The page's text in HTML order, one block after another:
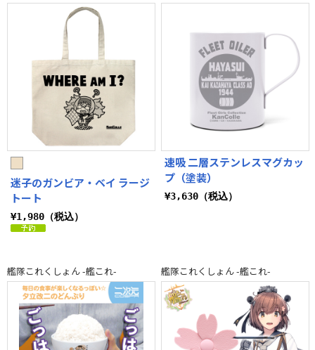
迷子のガンビア・ベイ ラージ
トート
¥1,980（税込）
速吸 二層ステンレスマグカッ
プ（塗装）
¥3,630（税込）
艦隊これくしょん -艦これ- 艦隊これくしょん -艦これ-